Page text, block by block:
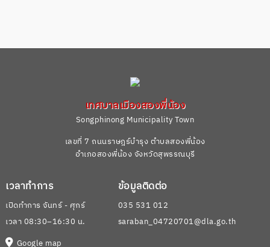
เทศบาลเมืองสองพี่น้อง
Songphinong Municipality Town
เลขที่ 7 ถนนราษฎร์บํารุง ตำบลสองพี่น้อง
อำเภอสองพี่น้อง จังหวัดสุพรรณบุรี
เวลาทำการ
เปิดทำการ จันทร์ - ศุกร์
เวลา 08:30–16:30 น.
Google map
ข้อมูลติดต่อ
035 531 012
saraban_04720701@dla.go.th